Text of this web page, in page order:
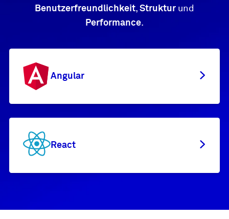
Benutzerfreundlichkeit, Struktur und
Performance.
Angular
React